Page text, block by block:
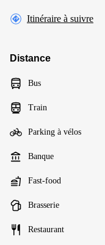
Itinéraire à suivre
Distance
Bus
Train
Parking à vélos
Banque
Fast-food
Brasserie
Restaurant